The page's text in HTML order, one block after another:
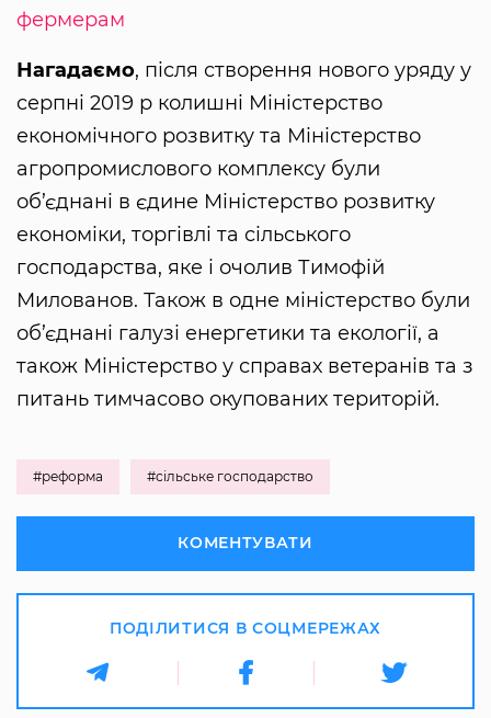
фермерам
Нагадаємо, після створення нового уряду у
серпні 2019 р колишні Міністерство
економічного розвитку та Міністерство
агропромислового комплексу були
об’єднані в єдине Міністерство розвитку
економіки, торгівлі та сільського
господарства, яке і очолив Тимофій
Милованов. Також в одне міністерство були
об’єднані галузі енергетики та екології, а
також Міністерство у справах ветеранів та з
питань тимчасово окупованих територій.
#реформа #сільське господарство
КОМЕНТУВАТИ
ПОДІЛИТИСЯ В СОЦМЕРЕЖАХ